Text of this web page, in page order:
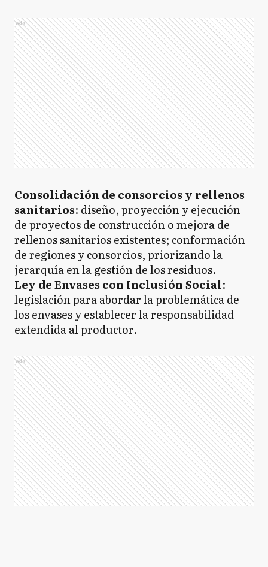
Ads
Consolidación de consorcios y rellenos
sanitarios: diseño, proyección y ejecución
de proyectos de construcción o mejora de
rellenos sanitarios existentes; conformación
de regiones y consorcios, priorizando la
jerarquía en la gestión de los residuos.
Ley de Envases con Inclusión Social:
legislación para abordar la problemática de
los envases y establecer la responsabilidad
extendida al productor.
Ads